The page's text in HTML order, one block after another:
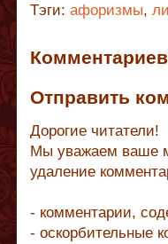
Тэги: афоризмы,
Отправить
Дорогие читатели!
Мы уважаем ваше
удаление
- комментарии,
- оскорбительные